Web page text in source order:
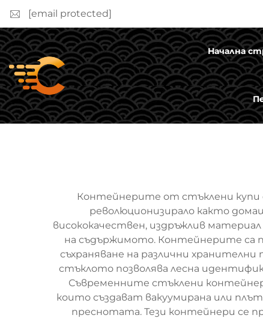
[email protected]
Начална
Контейнерите от стъклени купи
революционизирало както
висококачествен, издръжлив
на съдържимото. Контейнерите са
съхраняване на различни
стъклото позволява лесна
Съвременните стъклени
които създават вакуумирана или
преснотата. Тези контейнери се